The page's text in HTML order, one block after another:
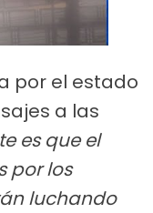
por el estado
a las
es que el
por los
luchando